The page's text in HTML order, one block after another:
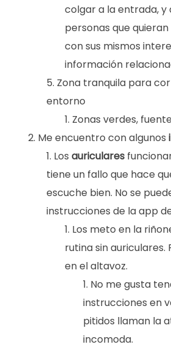
colgar a la entrada, y
personas que
con sus mismos
información
Zona tranquila para
entorno
Zonas verdes,
Me encuentro con algunos
Los auriculares
tiene un fallo que hace
escuche bien. No se
instrucciones de la app
Los meto en la
rutina sin auriculares.
en el altavoz.
No me gusta
instrucciones en
pitidos llaman la
incomoda.